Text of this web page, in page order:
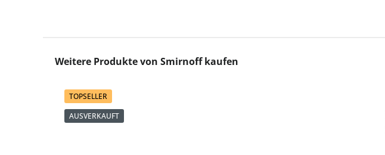
Produktgalerie überspringen
Weitere Produkte von Smirnoff kaufen
TOPSELLER
AUSVERKAUFT